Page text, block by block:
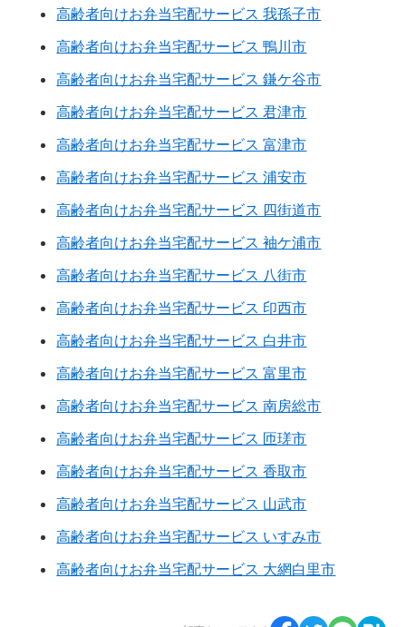
高齢者向けお弁当宅配サービス 我孫子市
高齢者向けお弁当宅配サービス 鴨川市
高齢者向けお弁当宅配サービス 鎌ケ谷市
高齢者向けお弁当宅配サービス 君津市
高齢者向けお弁当宅配サービス 富津市
高齢者向けお弁当宅配サービス 浦安市
高齢者向けお弁当宅配サービス 四街道市
高齢者向けお弁当宅配サービス 袖ケ浦市
高齢者向けお弁当宅配サービス 八街市
高齢者向けお弁当宅配サービス 印西市
高齢者向けお弁当宅配サービス 白井市
高齢者向けお弁当宅配サービス 富里市
高齢者向けお弁当宅配サービス 南房総市
高齢者向けお弁当宅配サービス 匝瑳市
高齢者向けお弁当宅配サービス 香取市
高齢者向けお弁当宅配サービス 山武市
高齢者向けお弁当宅配サービス いすみ市
高齢者向けお弁当宅配サービス 大網白里市